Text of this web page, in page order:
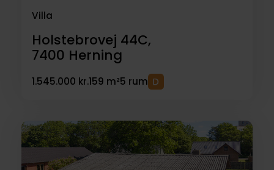
Villa
Holstebrovej 44C,
7400 Herning
1.545.000 kr.159 m²5 rum